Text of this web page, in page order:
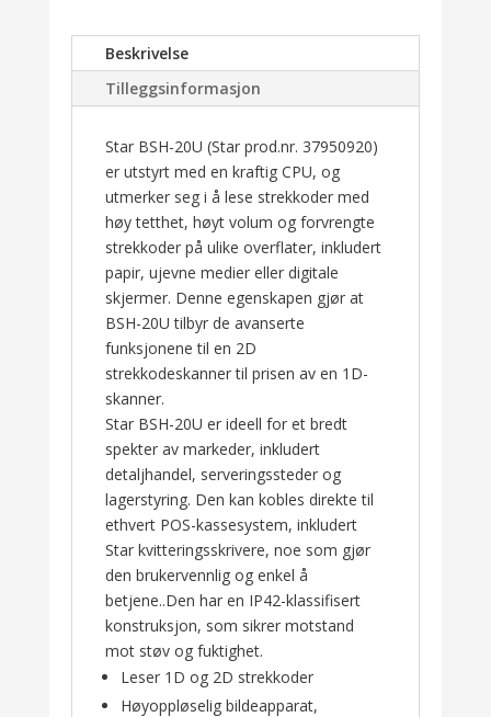
Beskrivelse
Tilleggsinformasjon
Star BSH-20U (Star prod.nr. 37950920)
er utstyrt med en kraftig CPU, og
utmerker seg i å lese strekkoder med
høy tetthet, høyt volum og forvrengte
strekkoder på ulike overflater, inkludert
papir, ujevne medier eller digitale
skjermer. Denne egenskapen gjør at
BSH-20U tilbyr de avanserte
funksjonene til en 2D
strekkodeskanner til prisen av en 1D-
skanner.
Star BSH-20U er ideell for et bredt
spekter av markeder, inkludert
detaljhandel, serveringssteder og
lagerstyring. Den kan kobles direkte til
ethvert POS-kassesystem, inkludert
Star kvitteringsskrivere, noe som gjør
den brukervennlig og enkel å
betjene..Den har en IP42-klassifisert
konstruksjon, som sikrer motstand
mot støv og fuktighet.
Leser 1D og 2D strekkoder
Høyoppløselig bildeapparat,